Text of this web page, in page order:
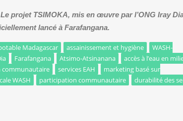
projet TSIMOKA, mis en œuvre par l’ONG Iray
lancé à Farafangana.
Madagascar assainissement et hygiène
WASH-
Farafangana Atsimo-Atsinanana
accès à l’eau en
services EAH
marketing basé sur
WASH participation communautaire
durabilité des